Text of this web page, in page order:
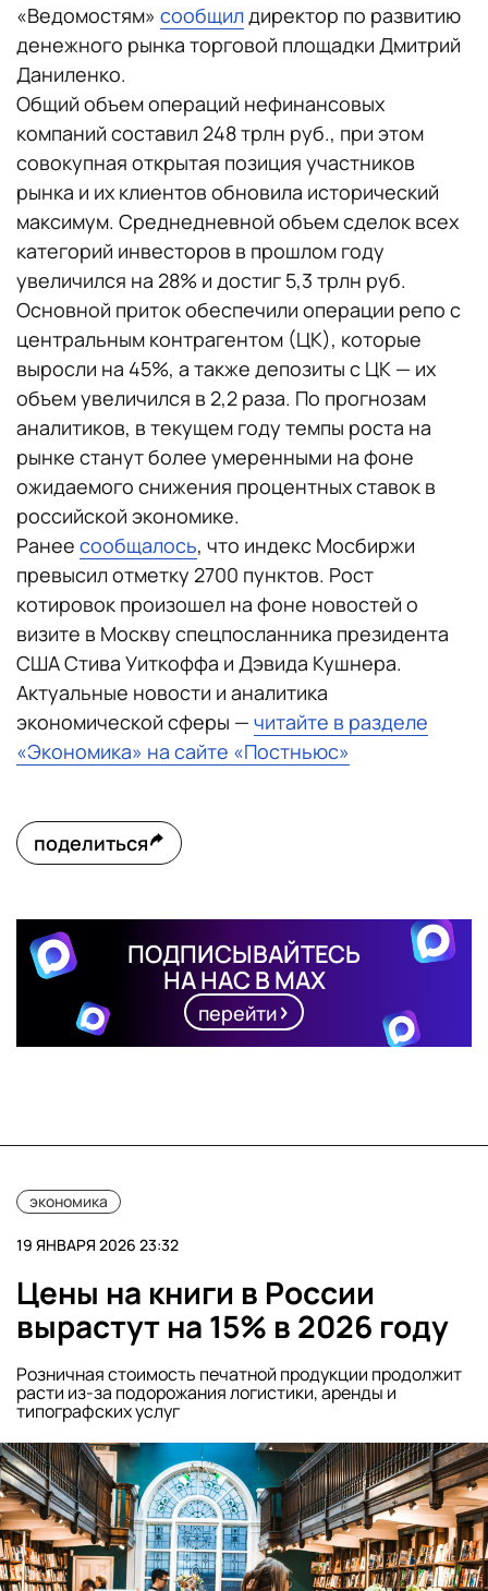
«Ведомостям» сообщилдиректор по развитию
денежного рынка торговой площадки Дмитрий
Даниленко.
Общий объем операций нефинансовых
компаний составил 248 трлн руб., при этом
совокупная открытая позиция участников
рынка и их клиентов обновила исторический
максимум. Среднедневной объем сделок всех
категорий инвесторов в прошлом году
увеличился на 28% и достиг 5,3 трлн руб.
Основной приток обеспечили операции репо с
центральным контрагентом (ЦК), которые
выросли на 45%, а также депозиты с ЦК — их
объем увеличился в 2,2 раза. По прогнозам
аналитиков, в текущем году темпы роста на
рынке станут более умеренными на фоне
ожидаемого снижения процентных ставок в
российской экономике.
Ранее сообщалось, что индекс Мосбиржи
превысил отметку 2700 пунктов. Рост
котировок произошел на фоне новостей о
визите в Москву спецпосланника президента
США Стива Уиткоффа и Дэвида Кушнера.
Актуальные новости и аналитика
экономической сферы — читайте в разделе
«Экономика» на сайте «Постньюс»
поделиться
ПОДПИСЫВАЙТЕСЬ
НА НАС В MAX
перейти
экономика
19 ЯНВАРЯ 2026 23:32
Цены на книги в России
вырастут на 15% в 2026 году
Розничная стоимость печатной продукции продолжит
расти из-за подорожания логистики, аренды и
типографских услуг